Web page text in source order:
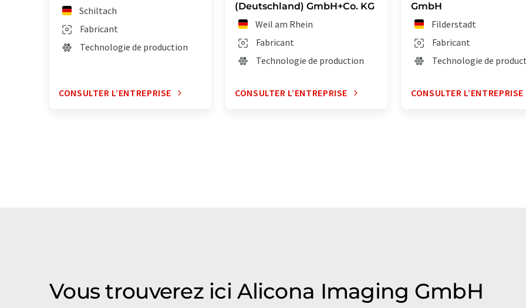
Schiltach
Fabricant
Technologie de production
CONSULTER L’ENTREPRISE
(Deutschland) GmbH+Co. KG
Weil am Rhein
Fabricant
Technologie de production
CONSULTER L’ENTREPRISE
GmbH
Filderstadt
Fabricant
Technologie de
CONSULTER L’ENTREPRISE
Vous trouverez ici Alicona Imaging GmbH